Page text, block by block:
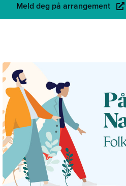
Meld deg på arrangement